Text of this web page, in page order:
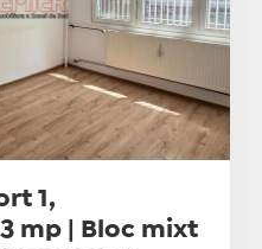
1,
mp | Bloc mixt